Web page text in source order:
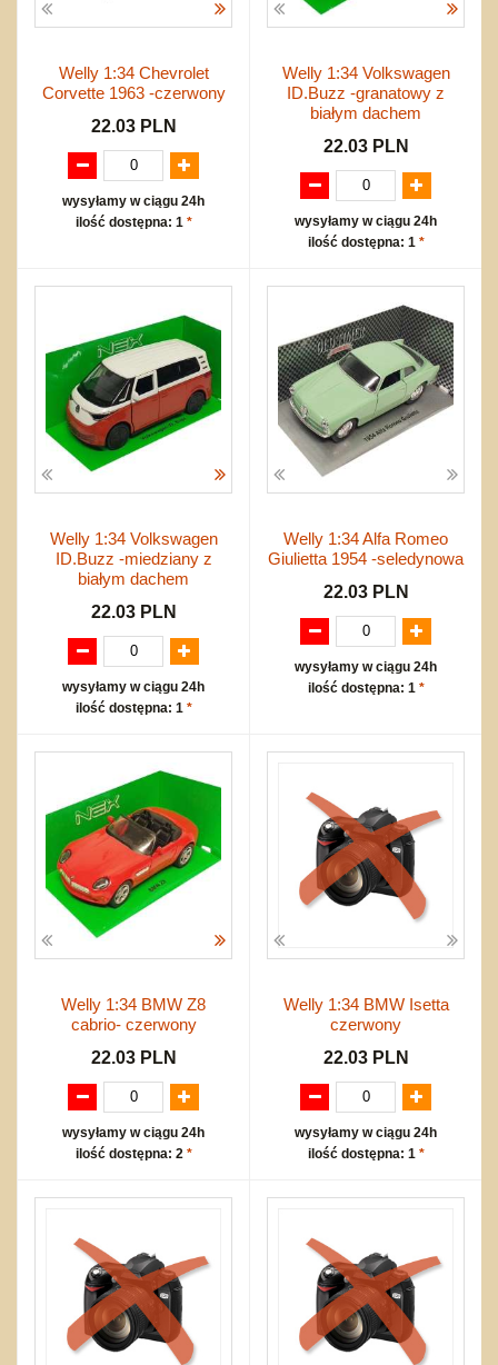
Welly 1:34 Chevrolet
Corvette 1963 -czerwony
22.03 PLN
wysyłamy w ciągu 24h
ilość dostępna: 1 *
Welly 1:34 Volkswagen
ID.Buzz -granatowy z
białym dachem
22.03 PLN
wysyłamy w ciągu 24h
ilość dostępna: 1 *
Welly 1:34 Volkswagen
ID.Buzz -miedziany z
białym dachem
22.03 PLN
wysyłamy w ciągu 24h
ilość dostępna: 1 *
Welly 1:34 Alfa Romeo
Giulietta 1954 -seledynowa
22.03 PLN
wysyłamy w ciągu 24h
ilość dostępna: 1 *
Welly 1:34 BMW Z8
cabrio- czerwony
22.03 PLN
wysyłamy w ciągu 24h
ilość dostępna: 2 *
Welly 1:34 BMW Isetta
czerwony
22.03 PLN
wysyłamy w ciągu 24h
ilość dostępna: 1 *